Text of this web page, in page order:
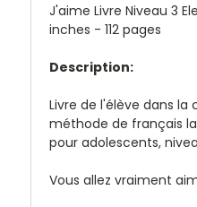
J'aime Livre Niveau 3
inches - 112 pages
Description:
Livre de l'élève dans la
méthode de français
pour adolescents,
Vous allez vraiment